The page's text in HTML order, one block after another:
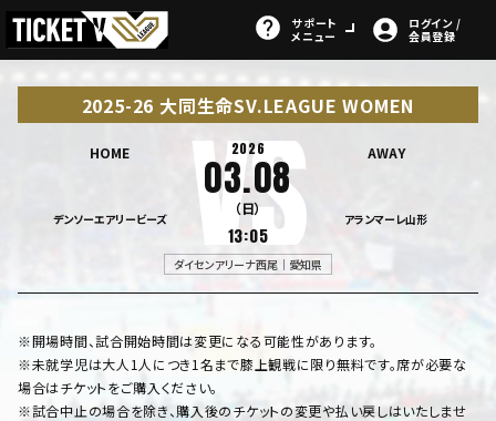
サポート
メニュー
ログイン /
会員登録
2025-26 大同生命SV.LEAGUE WOMEN
HOME
デンソーエアリービーズ
2026
03.08
（日）
13:05
AWAY
アランマーレ山形
ダイセンアリーナ西尾｜愛知県
※開場時間、試合開始時間は変更になる可能性があります。
※未就学児は大人1人につき1名まで膝上観戦に限り無料です。席が必要な
場合はチケットをご購入ください。
※試合中止の場合を除き、購入後のチケットの変更や払い戻しはいたしませ